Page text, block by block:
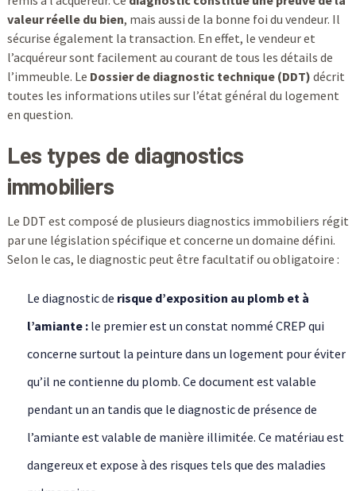
valeur réelle du bien, mais aussi de la bonne foi du vendeur. Il
sécurise également la transaction. En effet, le vendeur et
l’acquéreur sont facilement au courant de tous les détails de
l’immeuble. Le Dossier de diagnostic technique (DDT) décrit
toutes les informations utiles sur l’état général du logement
en question.
Les types de diagnostics
immobiliers
Le DDT est composé de plusieurs diagnostics immobiliers régit
par une législation spécifique et concerne un domaine défini.
Selon le cas, le diagnostic peut être facultatif ou obligatoire :
Le diagnostic de risque d’exposition au plomb et à
l’amiante :le premier est un constat nommé CREP qui
concerne surtout la peinture dans un logement pour éviter
qu’il ne contienne du plomb. Ce document est valable
pendant un an tandis que le diagnostic de présence de
l’amiante est valable de manière illimitée. Ce matériau est
dangereux et expose à des risques tels que des maladies